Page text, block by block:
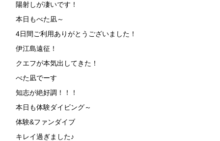
陽射しが凄いです！
本日もべた凪～
4日間ご利用ありがとうございました！
伊江島遠征！
クエフが本気出してきた！
べた凪でーす
知志が絶好調！！！
本日も体験ダイビング～
体験&ファンダイブ
キレイ過ぎました♪